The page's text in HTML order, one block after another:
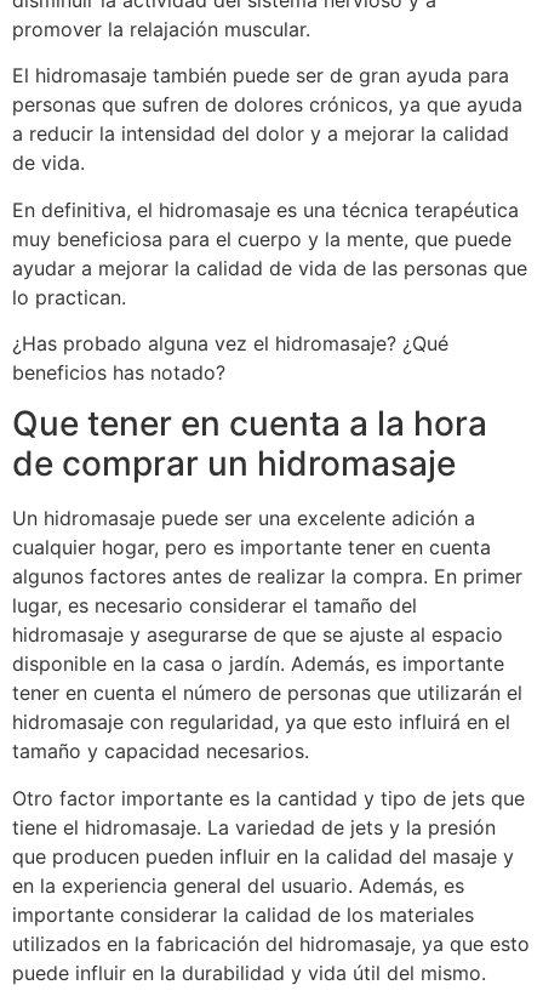
promover la relajación muscular.
El hidromasaje también puede ser de gran ayuda para
personas que sufren de dolores crónicos, ya que ayuda
a reducir la intensidad del dolor y a mejorar la calidad
de vida.
En definitiva, el hidromasaje es una técnica terapéutica
muy beneficiosa para el cuerpo y la mente, que puede
ayudar a mejorar la calidad de vida de las personas que
lo practican.
¿Has probado alguna vez el hidromasaje? ¿Qué
beneficios has notado?
Que tener en cuenta a la hora
de comprar un hidromasaje
Un hidromasaje puede ser una excelente adición a
cualquier hogar, pero es importante tener en cuenta
algunos factores antes de realizar la compra. En primer
lugar, es necesario considerar el tamaño del
hidromasaje y asegurarse de que se ajuste al espacio
disponible en la casa o jardín. Además, es importante
tener en cuenta el número de personas que utilizarán el
hidromasaje con regularidad, ya que esto influirá en el
tamaño y capacidad necesarios.
Otro factor importante es la cantidad y tipo de jets que
tiene el hidromasaje. La variedad de jets y la presión
que producen pueden influir en la calidad del masaje y
en la experiencia general del usuario. Además, es
importante considerar la calidad de los materiales
utilizados en la fabricación del hidromasaje, ya que esto
puede influir en la durabilidad y vida útil del mismo.